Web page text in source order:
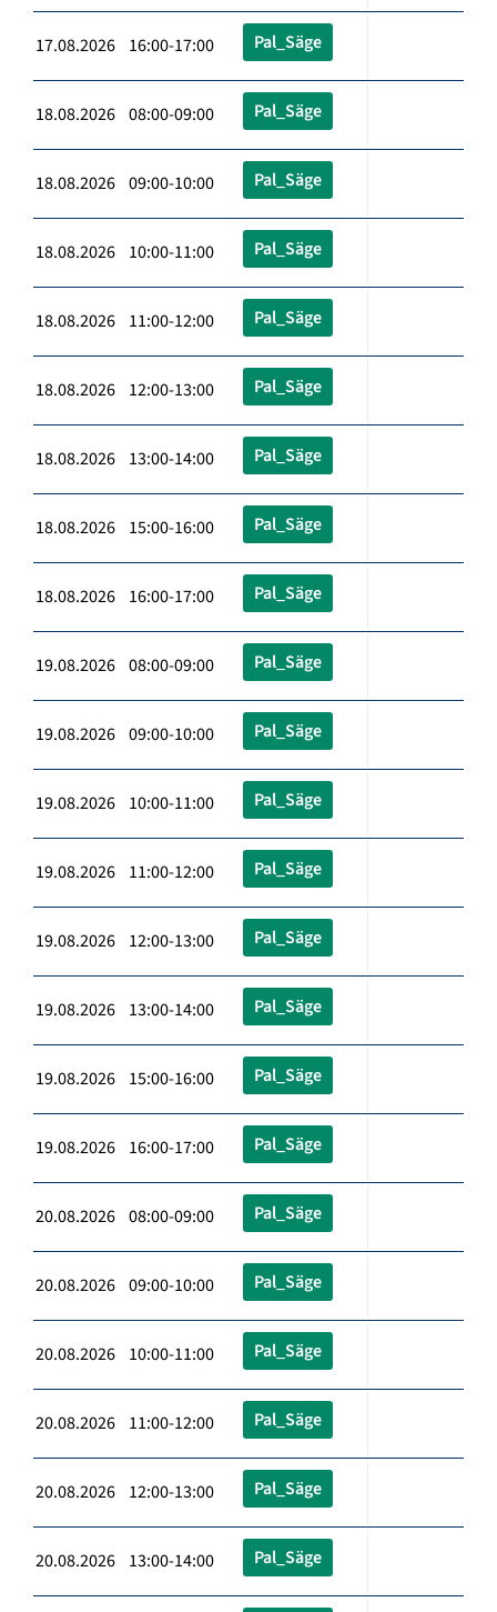
17.08.2026 16:00-17:00 Pal_Säge
18.08.2026 08:00-09:00 Pal_Säge
18.08.2026 09:00-10:00 Pal_Säge
18.08.2026 10:00-11:00 Pal_Säge
18.08.2026 11:00-12:00 Pal_Säge
18.08.2026 12:00-13:00 Pal_Säge
18.08.2026 13:00-14:00 Pal_Säge
18.08.2026 15:00-16:00 Pal_Säge
18.08.2026 16:00-17:00 Pal_Säge
19.08.2026 08:00-09:00 Pal_Säge
19.08.2026 09:00-10:00 Pal_Säge
19.08.2026 10:00-11:00 Pal_Säge
19.08.2026 11:00-12:00 Pal_Säge
19.08.2026 12:00-13:00 Pal_Säge
19.08.2026 13:00-14:00 Pal_Säge
19.08.2026 15:00-16:00 Pal_Säge
19.08.2026 16:00-17:00 Pal_Säge
20.08.2026 08:00-09:00 Pal_Säge
20.08.2026 09:00-10:00 Pal_Säge
20.08.2026 10:00-11:00 Pal_Säge
20.08.2026 11:00-12:00 Pal_Säge
20.08.2026 12:00-13:00 Pal_Säge
20.08.2026 13:00-14:00 Pal_Säge